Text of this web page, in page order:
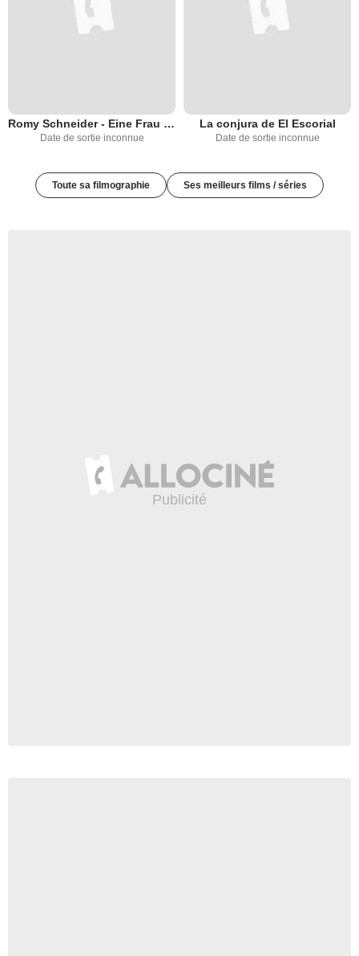
Romy Schneider - Eine Frau in drei Noten
Date de sortie inconnue
La conjura de El Escorial
Date de sortie inconnue
Toute sa filmographie Ses meilleurs films / séries